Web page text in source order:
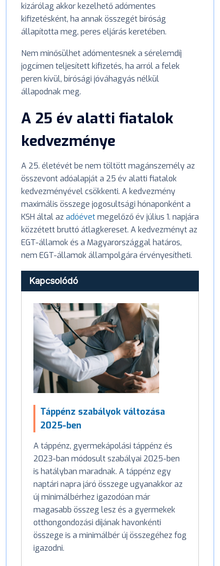
kizárólag akkor kezelhető adómentes
kifizetésként, ha annak összegét bíróság
állapította meg, peres eljárás keretében.
Nem minősülhet adómentesnek a sérelemdíj
jogcímen teljesített kifizetés, ha arról a felek
peren kívül, bírósági jóváhagyás nélkül
állapodnak meg.
A 25 év alatti fiatalok
kedvezménye
A 25. életévét be nem töltött magánszemély az
összevont adóalapját a 25 év alatti fiatalok
kedvezményével csökkenti. A kedvezmény
maximális összege jogosultsági hónaponként a
KSH által az adóévetmegelőző év július 1. napjára
közzétett bruttó átlagkereset. A kedvezményt az
EGT-államok és a Magyarországgal határos,
nem EGT-államok állampolgára érvényesítheti.
Kapcsolódó
Táppénz szabályok változása
2025-ben
A táppénz, gyermekápolási táppénz és
2023-ban módosult szabályai 2025-ben
is hatályban maradnak. A táppénz egy
naptári napra járó összege ugyanakkor az
új minimálbérhez igazodóan már
magasabb összeg lesz és a gyermekek
otthongondozási díjának havonkénti
összege is a minimálbér új összegéhez fog
igazodni.